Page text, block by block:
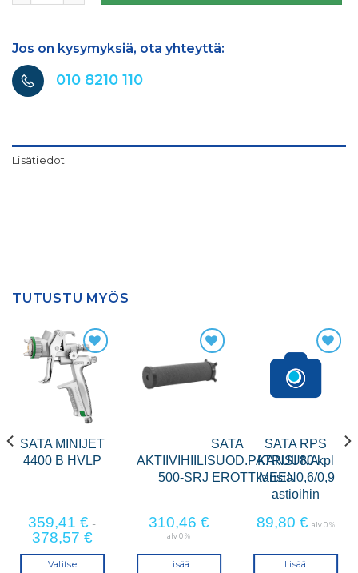
Jos on kysymyksiä, ota yhteyttä:
010 8210 110
Lisätiedot
TUTUSTU MYÖS
SATA MINIJET
4400 B HVLP
359,41€ -
378,57 €
Valitse
SATA
AKTIIVIHIILISUOD.PATRUUNA
500-SRJ EROTTIMEEN
310,46 €
alv 0 %
Lisää
SATA RPS
KANSI 80 kpl
kansia 0,6/0,9
astioihin
89,80 € alv 0 %
Lisää